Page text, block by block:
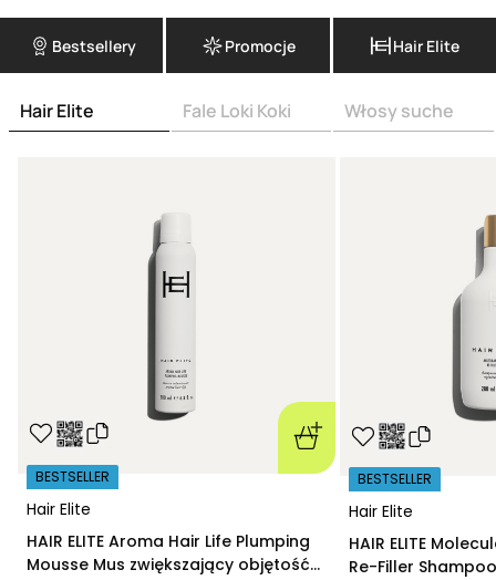
Bestsellery Promocje Hair Elite
Hair Elite Fale Loki Koki Włosy suche
Hair Elite
BESTSELLER
HAIR ELITE Aroma Hair Life Plumping
Mousse Mus zwiększający objętość
Hair Elite
BESTSELLER
HAIR ELITE
Re-Filler